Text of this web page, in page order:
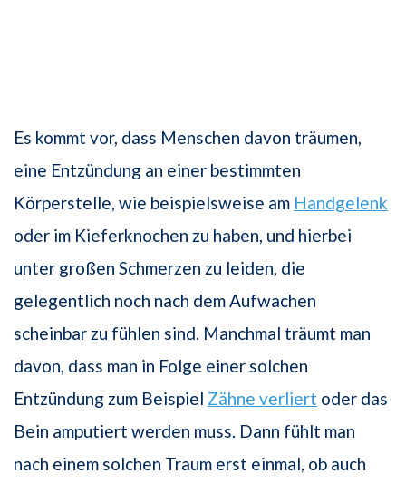
Es kommt vor, dass Menschen davon träumen,
eine Entzündung an einer bestimmten
Körperstelle, wie beispielsweise am Handgelenk
oder im Kieferknochen zu haben, und hierbei
unter großen Schmerzen zu leiden, die
gelegentlich noch nach dem Aufwachen
scheinbar zu fühlen sind. Manchmal träumt man
davon, dass man in Folge einer solchen
Entzündung zum Beispiel Zähne verliert oder das
Bein amputiert werden muss. Dann fühlt man
nach einem solchen Traum erst einmal, ob auch